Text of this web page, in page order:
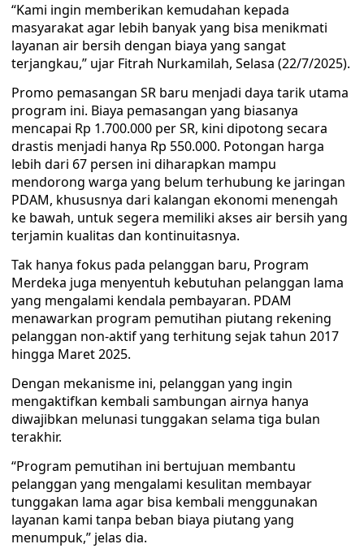
“Kami ingin memberikan kemudahan kepada
masyarakat agar lebih banyak yang bisa menikmati
layanan air bersih dengan biaya yang sangat
terjangkau,” ujar Fitrah Nurkamilah, Selasa (22/7/2025).
Promo pemasangan SR baru menjadi daya tarik utama
program ini. Biaya pemasangan yang biasanya
mencapai Rp 1.700.000 per SR, kini dipotong secara
drastis menjadi hanya Rp 550.000. Potongan harga
lebih dari 67 persen ini diharapkan mampu
mendorong warga yang belum terhubung ke jaringan
PDAM, khususnya dari kalangan ekonomi menengah
ke bawah, untuk segera memiliki akses air bersih yang
terjamin kualitas dan kontinuitasnya.
Tak hanya fokus pada pelanggan baru, Program
Merdeka juga menyentuh kebutuhan pelanggan lama
yang mengalami kendala pembayaran. PDAM
menawarkan program pemutihan piutang rekening
pelanggan non-aktif yang terhitung sejak tahun 2017
hingga Maret 2025.
Dengan mekanisme ini, pelanggan yang ingin
mengaktifkan kembali sambungan airnya hanya
diwajibkan melunasi tunggakan selama tiga bulan
terakhir.
“Program pemutihan ini bertujuan membantu
pelanggan yang mengalami kesulitan membayar
tunggakan lama agar bisa kembali menggunakan
layanan kami tanpa beban biaya piutang yang
menumpuk,” jelas dia.